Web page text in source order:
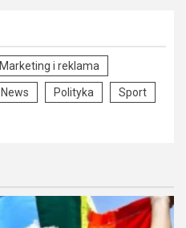
Marketing i reklama
News Polityka Sport